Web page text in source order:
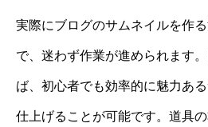
実際にブログのサムネイルを作
で、迷わず作業が進められます
ば、初心者でも効率的に魅力あ
仕上げることが可能です。道具